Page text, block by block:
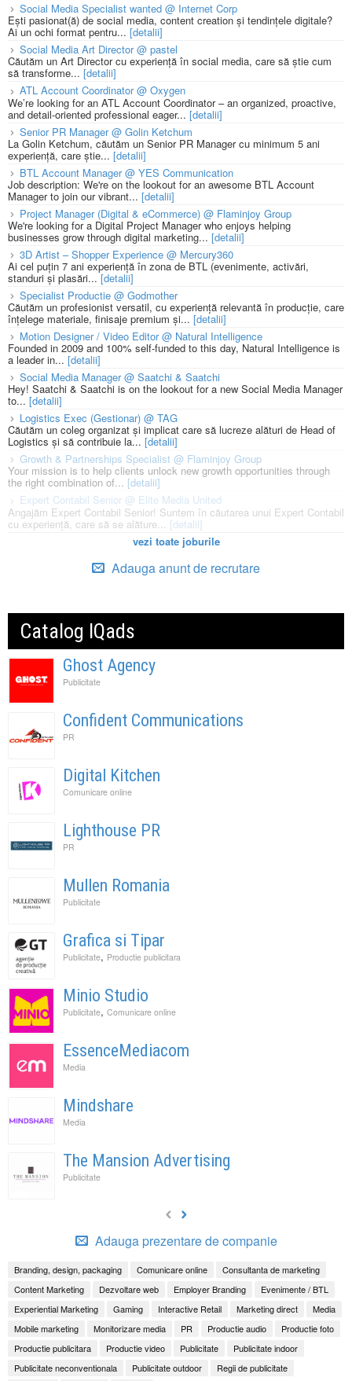
Social Media Specialist wanted @ Internet Corp
Ești pasionat(ă) de social media, content creation și tendințele digitale?
Ai un ochi format pentru... [detalii]
Social Media Art Director @ pastel
Căutăm un Art Director cu experiență în social media, care să știe cum
să transforme... [detalii]
ATL Account Coordinator @ Oxygen
We’re looking for an ATL Account Coordinator – an organized, proactive,
and detail-oriented professional eager... [detalii]
Senior PR Manager @ Golin Ketchum
La Golin Ketchum, căutăm un Senior PR Manager cu minimum 5 ani
experiență, care știe... [detalii]
BTL Account Manager @ YES Communication
Job description: We're on the lookout for an awesome BTL Account
Manager to join our vibrant... [detalii]
Project Manager (Digital & eCommerce) @ Flaminjoy Group
We're looking for a Digital Project Manager who enjoys helping
businesses grow through digital marketing... [detalii]
3D Artist – Shopper Experience @ Mercury360
Ai cel puțin 7 ani experiență în zona de BTL (evenimente, activări,
standuri și plasări...[detalii]
Specialist Productie @ Godmother
Căutăm un profesionist versatil, cu experiență relevantă în producție, care
înțelege materiale, finisaje premium și... [detalii]
Motion Designer / Video Editor @ Natural Intelligence
Founded in 2009 and 100% self-funded to this day, Natural Intelligence is
a leader in... [detalii]
Social Media Manager @ Saatchi & Saatchi
Hey! Saatchi & Saatchi is on the lookout for a new Social Media Manager
to... [detalii]
Logistics Exec (Gestionar) @ TAG
Căutăm un coleg organizat și implicat care să lucreze alături de Head of
Logistics și să contribuie la... [detalii]
Growth & Partnerships Specialist @ Flaminjoy Group
Your mission is to help clients unlock new growth opportunities through
the right combination of... [detalii]
Expert Contabil Senior @ Elite Media United
Angajăm Expert Contabil Senior! Suntem în căutarea unui Expert Contabil
cu experiență, care să se alăture... [detalii]
vezi toate joburile
Adauga anunt de recrutare
Catalog IQads
Ghost Agency
Publicitate
Confident Communications
PR
Digital Kitchen
Comunicare online
Lighthouse PR
PR
Mullen Romania
Publicitate
Grafica si Tipar
Publicitate, Productie publicitara
Minio Studio
Publicitate, Comunicare online
EssenceMediacom
Media
Mindshare
Media
The Mansion Advertising
Publicitate
Adauga prezentare de companie
Branding, design, packaging Comunicare online
Consultanta de marketing
Content Marketing
Dezvoltare web Employer Branding
Evenimente / BTL
Experiential Marketing
Gaming Interactive Retail Marketing direct
Media
Mobile marketing
Monitorizare media PR Productie audio
Productie foto
Productie publicitara
Productie video Publicitate
Publicitate indoor
Publicitate neconventionala
Publicitate outdoor
Regii de publicitate